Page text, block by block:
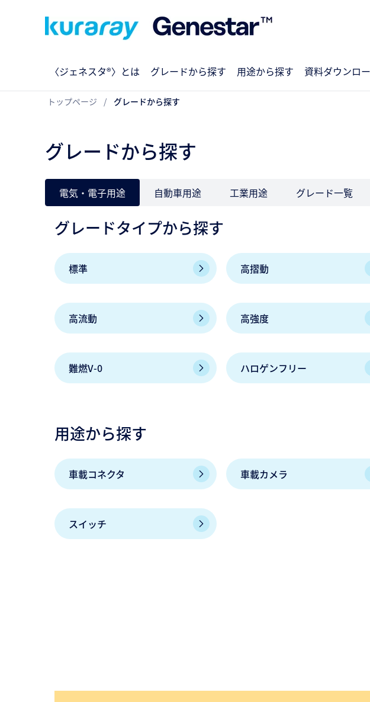
〈ジェネスタ®〉とは グレードから探す 用途から探す 資料ダウンロ
トップページ グレードから探す
グレードから探す
電気・電子用途 自動車用途 工業用途 グレード一覧
グレードタイプから探す
標準 高摺動
高流動 高強度
難燃V-0 ハロゲンフリー
用途から探す
車載コネクタ 車載カメラ
スイッチ